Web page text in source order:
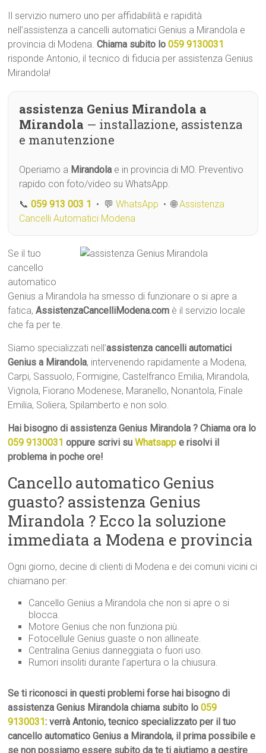
Il servizio numero uno per affidabilità e rapidità
nell’assistenza a cancelli automatici Genius a Mirandola e
provincia di Modena.Chiama subito lo059 9130031
risponde Antonio, il tecnico di fiducia per assistenza Genius
Mirandola!
assistenza Genius Mirandola a
Mirandola — installazione, assistenza
e manutenzione
Operiamo a Mirandola e in provincia di MO. Preventivo
rapido con foto/video su WhatsApp.
📞059 913 003 1 • 💬WhatsApp • 🌐Assistenza
Cancelli Automatici Modena
Se il tuo
cancello
automatico
Genius a Mirandola ha smesso di funzionare o si apre a
fatica,AssistenzaCancelliModena.com è il servizio locale
che fa per te.
Siamo specializzati nell’assistenza cancelli automatici
Genius a Mirandola, intervenendo rapidamente a Modena,
Carpi, Sassuolo, Formigine, Castelfranco Emilia, Mirandola,
Vignola, Fiorano Modenese, Maranello, Nonantola, Finale
Emilia, Soliera, Spilamberto e non solo.
Hai bisogno di assistenza Genius Mirandola ? Chiama ora lo
059 9130031 oppure scrivi suWhatsapp e risolvi il
problema in poche ore!
Cancello automatico Genius
guasto? assistenza Genius
Mirandola ? Ecco la soluzione
immediata a Modena e provincia
Ogni giorno, decine di clienti di Modena e dei comuni vicini ci
chiamano per:
Cancello Genius a Mirandola che non si apre o si
blocca.
Motore Genius che non funziona più.
Fotocellule Genius guaste o non allineate.
Centralina Genius danneggiata o fuori uso.
Rumori insoliti durante l’apertura o la chiusura.
Se ti riconosci in questi problemi forse hai bisogno di
assistenza Genius Mirandola chiama subito lo059
9130031: verrà Antonio, tecnico specializzato per il tuo
cancello automatico Genius a Mirandola, il prima possibile e
se non possiamo essere subito da te ti aiutiamo a gestire